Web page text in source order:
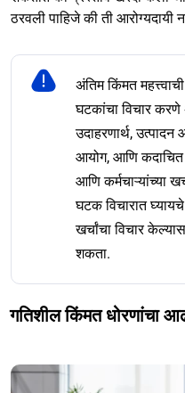
ठरवली पाहिजे की ती आरोग्यदायी
अंतिम किंमत
घटकांचा विचार करणे
उदाहरणार्थ,
आयोग, आणि
आणि कर्मचाऱ्यांच्या
घटक विचारात
खर्चांचा विचार
शकता.
गतिशील किंमत धोरणांचा